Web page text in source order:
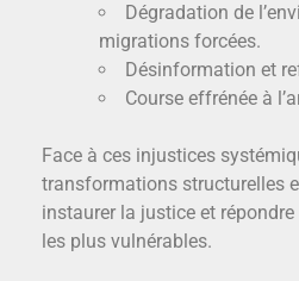
Dégradation de
migrations forcées.
Désinformation et
Course effrénée à
Face à ces injustices
transformations structurelles
instaurer la justice et
les plus vulnérables.